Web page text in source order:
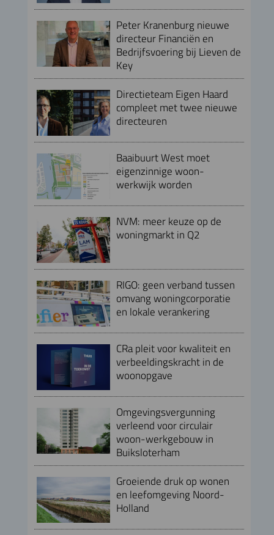
Peter Kranenburg nieuwe
directeur Financiën en
Bedrijfsvoering bij Lieven de
Key
Directieteam Eigen Haard
compleet met twee nieuwe
directeuren
Baaibuurt West moet
eigenzinnige woon-
werkwijk worden
NVM: meer keuze op de
woningmarkt in Q2
RIGO: geen verband tussen
omvang woningcorporatie
en lokale verankering
CRa pleit voor kwaliteit en
verbeeldingskracht in de
woonopgave
Omgevingsvergunning
verleend voor circulair
woon-werkgebouw in
Buiksloterham
Groeiende druk op wonen
en leefomgeving Noord-
Holland